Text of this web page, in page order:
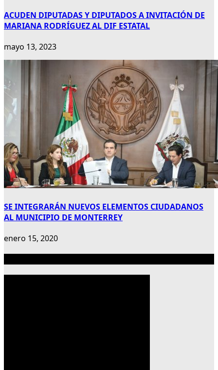
ACUDEN DIPUTADAS Y DIPUTADOS A INVITACIÓN DE
MARIANA RODRÍGUEZ AL DIF ESTATAL
mayo 13, 2023
SE INTEGRARÁN NUEVOS ELEMENTOS CIUDADANOS
AL MUNICIPIO DE MONTERREY
enero 15, 2020